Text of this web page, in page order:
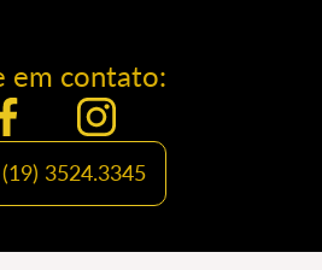
em contato:
(19) 3524.3345